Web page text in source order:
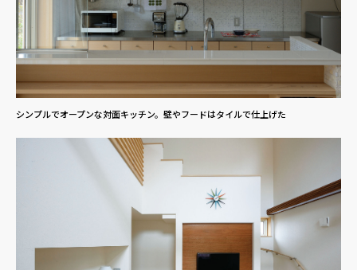
シンプルでオープンな対面キッチン。壁やフードはタイルで仕上げた